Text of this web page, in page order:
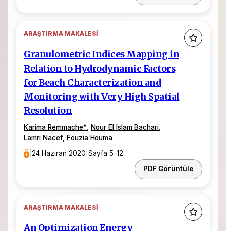
ARAŞTIRMA MAKALESI
Granulometric Indices Mapping in
Relation to Hydrodynamic Factors
for Beach Characterization and
Monitoring with Very High Spatial
Resolution
Karima Remmache* Nour El Islam Bachari
Lamri Nacef
Fouzia Houma
|24 Haziran 2020 |Sayfa 5-12
PDF Görüntüle
ARAŞTIRMA MAKALESI
An Optimization Energy